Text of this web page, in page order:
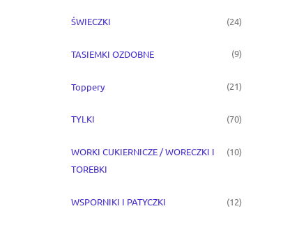
ŚWIECZKI (24)
TASIEMKI OZDOBNE (9)
Toppery (21)
TYLKI (70)
WORKI CUKIERNICZE / WORECZKI I
TOREBKI
(10)
WSPORNIKI I PATYCZKI (12)